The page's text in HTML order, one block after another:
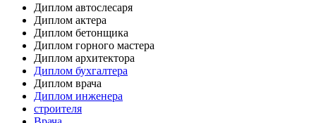
Диплом автослесаря
Диплом актера
Диплом бетонщика
Диплом горного мастера
Диплом архитектора
Диплом бухгалтера
Диплом врача
Диплом инженера
строителя